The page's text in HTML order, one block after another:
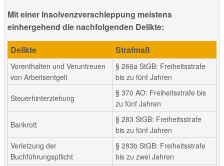
Mit einer Insolvenzverschleppung meistens
einhergehend die nachfolgenden Delikte:
Delikte
Strafmaß
Vorenthalten und Veruntreuen
von Arbeitsentgelt
§ 266a StGB: Freiheitsstrafe
bis zu fünf Jahren
Steuerhinterziehung
§ 370 AO: Freiheitsstrafe bis
zu fünf Jahren
Bankrott
§ 283 StGB: Freiheitsstrafe
bis zu fünf Jahren
Verletzung der
Buchführungspflicht
§ 283b StGB: Freiheitsstrafe
bis zu zwei Jahren